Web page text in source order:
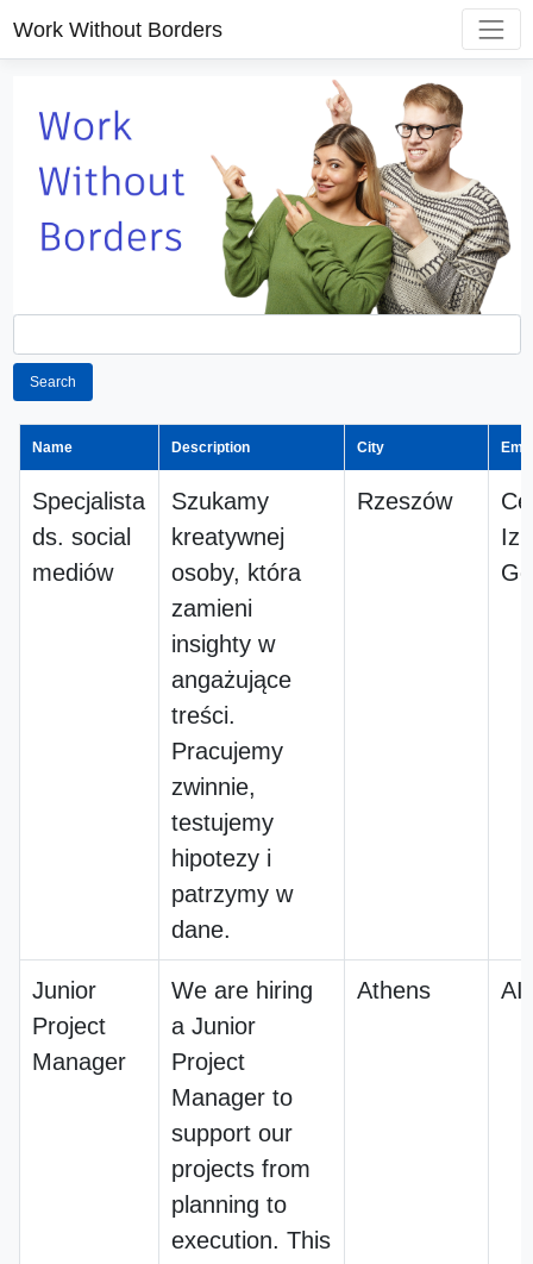
Work Without Borders
Search
Name Description City
Specjalista
ds. social
mediów
Szukamy
kreatywnej
osoby, która
zamieni
insighty w
angażujące
treści.
Pracujemy
zwinnie,
testujemy
hipotezy i
patrzymy w
dane.
Rzeszów
Junior
Project
Manager
We are hiring
a Junior
Project
Manager to
support our
projects from
planning to
execution. This
Athens